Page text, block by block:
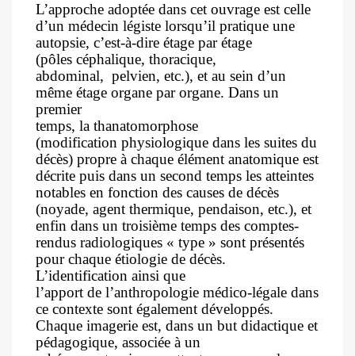
L’approche adoptée dans cet ouvrage est celle
d’un médecin légiste lorsqu’il pratique une
autopsie, c’est-à-dire étage par étage
(pôles céphalique, thoracique,
abdominal, pelvien, etc.), et au sein d’un
même étage organe par organe. Dans un
premier
temps, la thanatomorphose
(modification physiologique dans les suites du
décès) propre à chaque élément anatomique est
décrite puis dans un second temps les atteintes
notables en fonction des causes de décès
(noyade, agent thermique, pendaison, etc.), et
enfin dans un troisième temps des comptes-
rendus radiologiques « type » sont présentés
pour chaque étiologie de décès.
L’identification ainsi que
l’apport de l’anthropologie médico-légale dans
ce contexte sont également développés.
Chaque imagerie est, dans un but didactique et
pédagogique, associée à un